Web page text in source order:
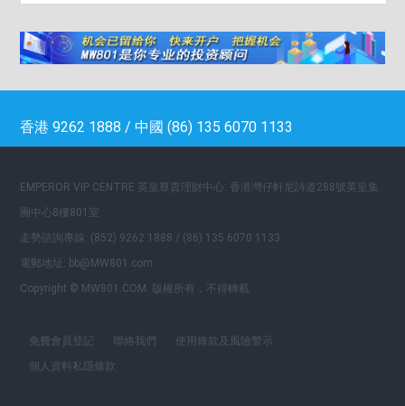
香港 9262 1888 / 中國 (86) 135 6070 1133
EMPEROR VIP CENTRE 英皇尊貴理財中心: 香港灣仔軒尼詩道288號英皇集
團中心8樓801室
走勢諮詢專線: (852) 9262 1888 / (86) 135 6070 1133
電郵地址: bb@MW801.com
Copyright © MW801.COM. 版權所有，不得轉載
免費會員登記 聯絡我們
使用條款及風險警示
個人資料私隱條款